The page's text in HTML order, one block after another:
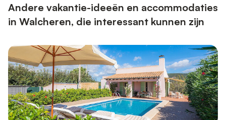
grasveld voor het complex i...
Andere vakantie-ideeën en accommodaties
in Walcheren, die interessant kunnen zijn